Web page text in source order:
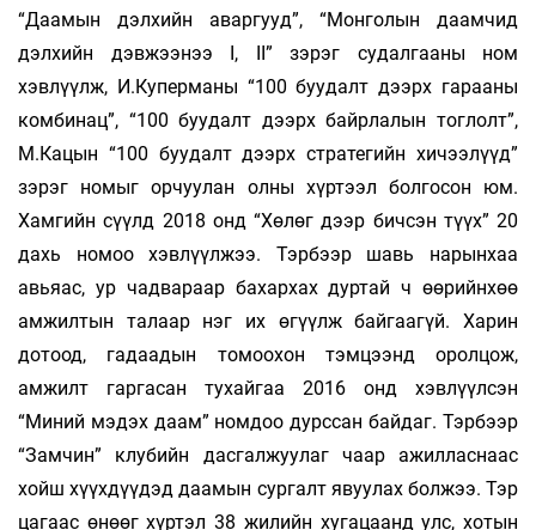
“Даамын дэлхийн аваргууд”, “Монголын даамчид
дэлхийн дэвжээнээ I, II” зэрэг судалгааны ном
хэвлүүлж, И.Куперманы “100 буудалт дээрх гарааны
комбинац”, “100 буудалт дээрх байрлалын тоглолт”,
М.Кацын “100 буудалт дээрх стратегийн хичээлүүд”
зэрэг номыг орчуулан олны хүртээл болгосон юм.
Хамгийн сүүлд 2018 онд “Хөлөг дээр бичсэн түүх” 20
дахь номоо хэвлүүлжээ. Тэрбээр шавь нарынхаа
авьяас, ур чадвараар бахархах дуртай ч өөрийнхөө
амжилтын талаар нэг их өгүүлж байгаагүй. Харин
дотоод, гадаадын томоохон тэм­цээнд оролцож,
амжилт гаргасан тухайгаа 2016 онд хэвлүүлсэн
“Миний мэдэх даам” номдоо дурссан байдаг. Тэрбээр
“Замчин” клубийн дасгалжуулаг­ чаар ажилласнаас
хойш хүүхдүүдэд даамын сургалт явуулах болжээ. Тэр
цагаас өнөөг хүртэл 38 жилийн хугацаанд улс, хотын